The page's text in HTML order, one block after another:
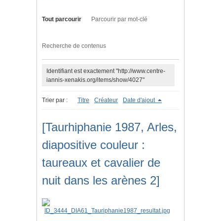
Tout parcourir Parcourir par mot-clé
Recherche de contenus
Identifiant est exactement "http://www.centre-
iannis-xenakis.org/items/show/4027"
Trier par : Titre Créateur Date d'ajout
[Taurhiphanie 1987, Arles,
diapositive couleur :
taureaux et cavalier de
nuit dans les arènes 2]